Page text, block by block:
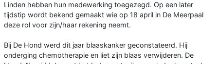
Linden hebben hun medewerking toegezegd. Op een later
tijdstip wordt bekend gemaakt wie op 18 april in De Meerpaal
deze rol voor zijn/haar rekening neemt.
Bij De Hond werd dit jaar blaaskanker geconstateerd. Hij
onderging chemotherapie en liet zijn blaas verwijderen. De